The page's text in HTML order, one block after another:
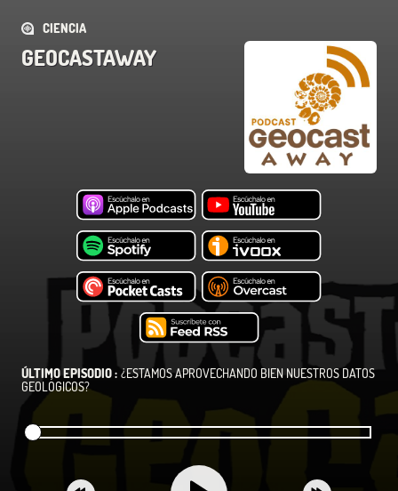
CIENCIA
GEOCASTAWAY
ÚLTIMO EPISODIO : ¿ESTAMOS APROVECHANDO BIEN NUESTROS DATOS
GEOLÓGICOS?